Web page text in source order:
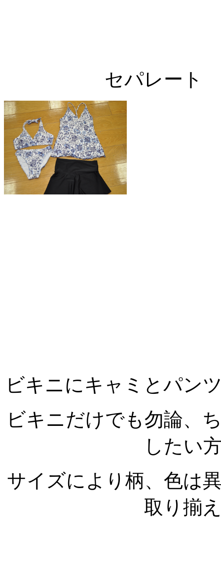
セパレート
ビキニにキャミとパン
ビキニだけでも勿論、
したい
サイズにより柄、色は
取り揃